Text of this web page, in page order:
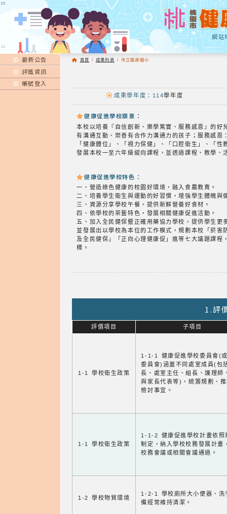
:::
網站
:::
最新公告
評鑑資訊
帳號登入
首頁 / 成果列表 / 市立龍源國小
成果學年度：114學年度
健康促進學校願景：
本校以培養『自信創新、樂學篤實、服務感恩』的
有溝通互動、崇善有合作力溝通力的孩子；服務感
「健康體位」、「視力保健」、「口腔衛生」、「
發展本校一至六年級縱向課程，並透過課程、教學
健康促進學校特色：
一、營造綠色健康的校園好環境，融入食農教育。
二、培養學生衛生與運動的好習慣，增強學生體魄與
三、資源分享學校午餐，提供新鮮營養好食材。
四、依學校的茶藝特色，發展相關健康促進活動。
五、加入全民健保暨正確用藥協力學校，提供學生更
並發展出以學校為本位的工作模式，規劃本校「菸
及全民健保」「正向心理健康促」進等七大議題課
標。
1.評
評價項目 子項目
1-1 學校衛生政策
1-1-1 健康促進學校委員會(
委員會)涵蓋不同處室成員(包
長、處室主任、組長、護理師
與家長代表等)，統籌規劃、
檢討事宜。
1-1 學校衛生政策
1-1-2 健康促進學校計畫依照
制定，納入學校校務發展計畫
校務會議或相關會議通過。
1-2 學校物質環境
1-2-1 學校廁所大小便器、洗
備經常維持清潔。
:::